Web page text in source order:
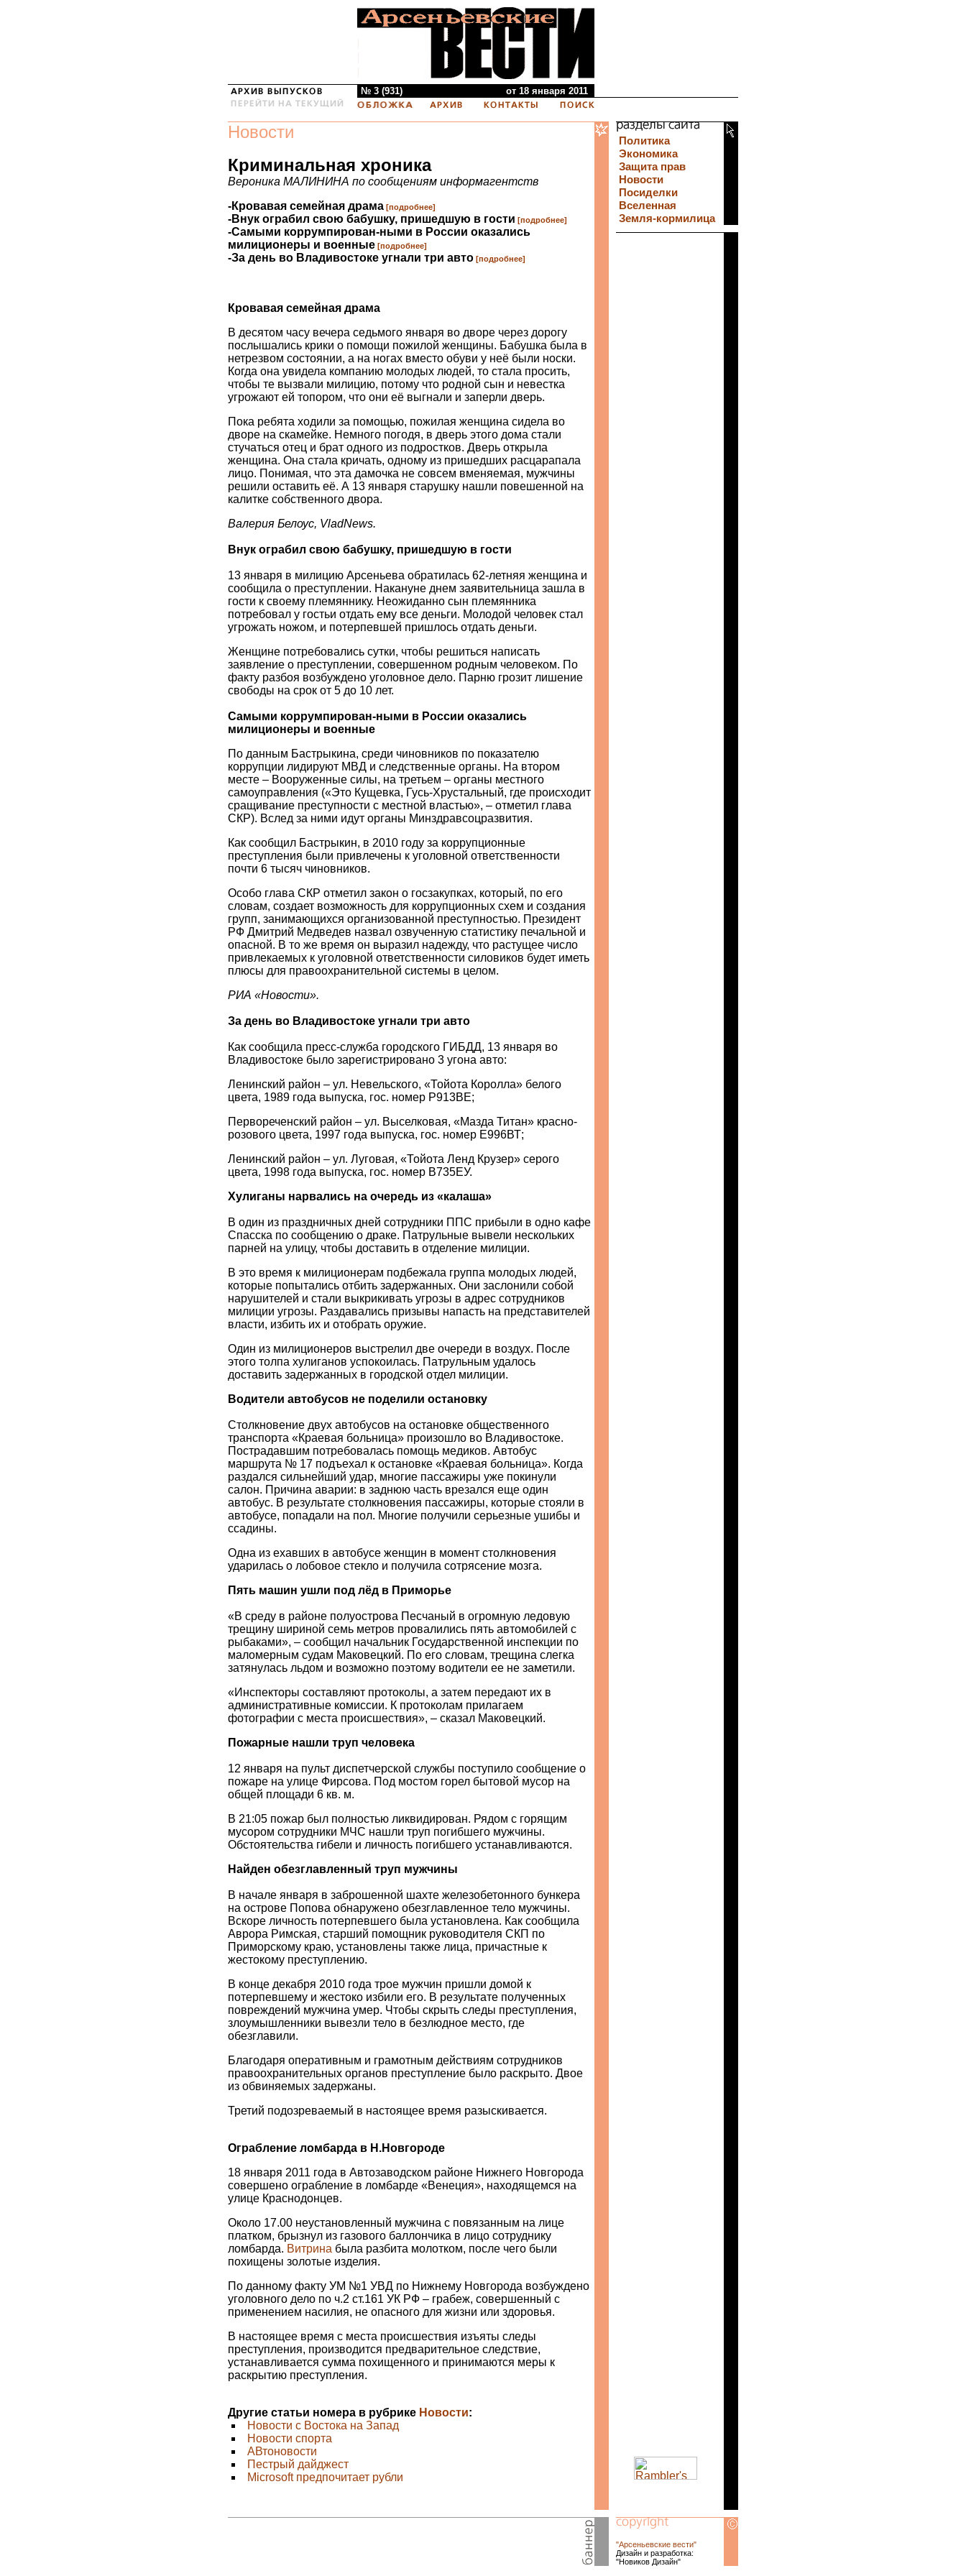
№ 3 (931) от 18 января 2011
Новости
Криминальная хроника
Вероника МАЛИНИНА по сообщениям информагентств
-Кровавая семейная драма [подробнее]
-Внук ограбил свою бабушку, пришедшую в гости [подробнее]
-Самыми коррумпирован-ными в России оказались
милиционеры и военные [подробнее]
-За день во Владивостоке угнали три авто [подробнее]
Кровавая семейная драма
В десятом часу вечера седьмого января во дворе через дорогу
послышались крики о помощи пожилой женщины. Бабушка была в
нетрезвом состоянии, а на ногах вместо обуви у неё были носки.
Когда она увидела компанию молодых людей, то стала просить,
чтобы те вызвали милицию, потому что родной сын и невестка
угрожают ей топором, что они её выгнали и заперли дверь.
Пока ребята ходили за помощью, пожилая женщина сидела во
дворе на скамейке. Немного погодя, в дверь этого дома стали
стучаться отец и брат одного из подростков. Дверь открыла
женщина. Она стала кричать, одному из пришедших расцарапала
лицо. Понимая, что эта дамочка не совсем вменяемая, мужчины
решили оставить её. А 13 января старушку нашли повешенной на
калитке собственного двора.
Валерия Белоус, VladNews.
Внук ограбил свою бабушку, пришедшую в гости
13 января в милицию Арсеньева обратилась 62-летняя женщина и
сообщила о преступлении. Накануне днем заявительница зашла в
гости к своему племяннику. Неожиданно сын племянника
потребовал у гостьи отдать ему все деньги. Молодой человек стал
угрожать ножом, и потерпевшей пришлось отдать деньги.
Женщине потребовались сутки, чтобы решиться написать
заявление о преступлении, совершенном родным человеком. По
факту разбоя возбуждено уголовное дело. Парню грозит лишение
свободы на срок от 5 до 10 лет.
Самыми коррумпирован-ными в России оказались
милиционеры и военные
По данным Бастрыкина, среди чиновников по показателю
коррупции лидируют МВД и следственные органы. На втором
месте – Вооруженные силы, на третьем – органы местного
самоуправления («Это Кущевка, Гусь-Хрустальный, где происходит
сращивание преступности с местной властью», – отметил глава
СКР). Вслед за ними идут органы Минздравсоцразвития.
Как сообщил Бастрыкин, в 2010 году за коррупционные
преступления были привлечены к уголовной ответственности
почти 6 тысяч чиновников.
Особо глава СКР отметил закон о госзакупках, который, по его
словам, создает возможность для коррупционных схем и создания
групп, занимающихся организованной преступностью. Президент
РФ Дмитрий Медведев назвал озвученную статистику печальной и
опасной. В то же время он выразил надежду, что растущее число
привлекаемых к уголовной ответственности силовиков будет иметь
плюсы для правоохранительной системы в целом.
РИА «Новости».
За день во Владивостоке угнали три авто
Как сообщила пресс-служба городского ГИБДД, 13 января во
Владивостоке было зарегистрировано 3 угона авто:
Ленинский район – ул. Невельского, «Тойота Королла» белого
цвета, 1989 года выпуска, гос. номер Р913ВЕ;
Первореченский район – ул. Выселковая, «Мазда Титан» красно-
розового цвета, 1997 года выпуска, гос. номер Е996ВТ;
Ленинский район – ул. Луговая, «Тойота Ленд Крузер» серого
цвета, 1998 года выпуска, гос. номер В735ЕУ.
Хулиганы нарвались на очередь из «калаша»
В один из праздничных дней сотрудники ППС прибыли в одно кафе
Спасска по сообщению о драке. Патрульные вывели нескольких
парней на улицу, чтобы доставить в отделение милиции.
В это время к милиционерам подбежала группа молодых людей,
которые попытались отбить задержанных. Они заслонили собой
нарушителей и стали выкрикивать угрозы в адрес сотрудников
милиции угрозы. Раздавались призывы напасть на представителей
власти, избить их и отобрать оружие.
Один из милиционеров выстрелил две очереди в воздух. После
этого толпа хулиганов успокоилась. Патрульным удалось
доставить задержанных в городской отдел милиции.
Водители автобусов не поделили остановку
Столкновение двух автобусов на остановке общественного
транспорта «Краевая больница» произошло во Владивостоке.
Пострадавшим потребовалась помощь медиков. Автобус
маршрута № 17 подъехал к остановке «Краевая больница». Когда
раздался сильнейший удар, многие пассажиры уже покинули
салон. Причина аварии: в заднюю часть врезался еще один
автобус. В результате столкновения пассажиры, которые стояли в
автобусе, попадали на пол. Многие получили серьезные ушибы и
ссадины.
Одна из ехавших в автобусе женщин в момент столкновения
ударилась о лобовое стекло и получила сотрясение мозга.
Пять машин ушли под лёд в Приморье
«В среду в районе полуострова Песчаный в огромную ледовую
трещину шириной семь метров провалились пять автомобилей с
рыбаками», – сообщил начальник Государственной инспекции по
маломерным судам Маковецкий. По его словам, трещина слегка
затянулась льдом и возможно поэтому водители ее не заметили.
«Инспекторы составляют протоколы, а затем передают их в
административные комиссии. К протоколам прилагаем
фотографии с места происшествия», – сказал Маковецкий.
Пожарные нашли труп человека
12 января на пульт диспетчерской службы поступило сообщение о
пожаре на улице Фирсова. Под мостом горел бытовой мусор на
общей площади 6 кв. м.
В 21:05 пожар был полностью ликвидирован. Рядом с горящим
мусором сотрудники МЧС нашли труп погибшего мужчины.
Обстоятельства гибели и личность погибшего устанавливаются.
Найден обезглавленный труп мужчины
В начале января в заброшенной шахте железобетонного бункера
на острове Попова обнаружено обезглавленное тело мужчины.
Вскоре личность потерпевшего была установлена. Как сообщила
Аврора Римская, старший помощник руководителя СКП по
Приморскому краю, установлены также лица, причастные к
жестокому преступлению.
В конце декабря 2010 года трое мужчин пришли домой к
потерпевшему и жестоко избили его. В результате полученных
повреждений мужчина умер. Чтобы скрыть следы преступления,
злоумышленники вывезли тело в безлюдное место, где
обезглавили.
Благодаря оперативным и грамотным действиям сотрудников
правоохранительных органов преступление было раскрыто. Двое
из обвиняемых задержаны.
Третий подозреваемый в настоящее время разыскивается.
Ограбление ломбарда в Н.Новгороде
18 января 2011 года в Автозаводском районе Нижнего Новгорода
совершено ограбление в ломбарде «Венеция», находящемся на
улице Краснодонцев.
Около 17.00 неустановленный мужчина с повязанным на лице
платком, брызнул из газового баллончика в лицо сотруднику
ломбарда. Витрина была разбита молотком, после чего были
похищены золотые изделия.
По данному факту УМ №1 УВД по Нижнему Новгорода возбуждено
уголовного дело по ч.2 ст.161 УК РФ – грабеж, совершенный с
применением насилия, не опасного для жизни или здоровья.
В настоящее время с места происшествия изъяты следы
преступления, производится предварительное следствие,
устанавливается сумма похищенного и принимаются меры к
раскрытию преступления.
Другие статьи номера в рубрике Новости:
Новости с Востока на Запад
Новости спорта
АВтоновости
Пестрый дайджест
Microsoft предпочитает рубли
Политика
Экономика
Защита прав
Новости
Посиделки
Вселенная
Земля-кормилица
"Арсеньевские вести"
Дизайн и разработка:
"Новиков Дизайн"